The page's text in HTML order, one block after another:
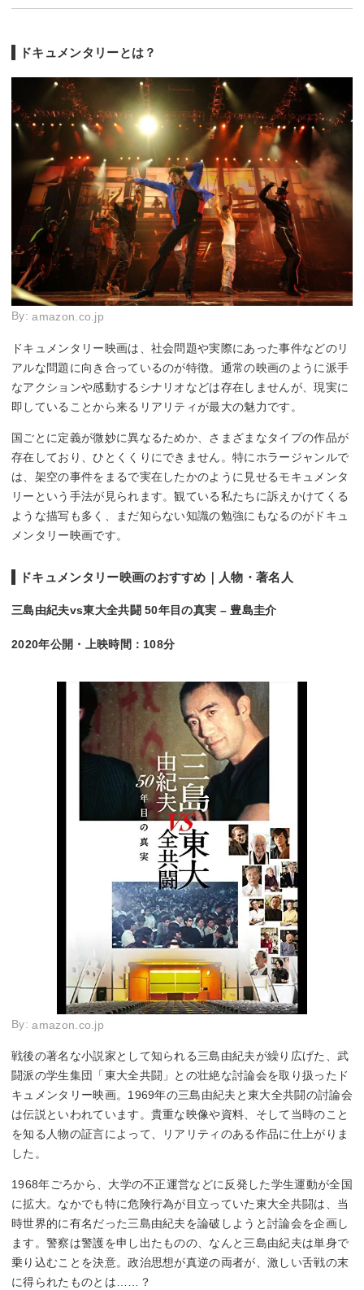
ドキュメンタリーとは？
By:amazon.co.jp
ドキュメンタリー映画は、社会問題や実際にあった事件などのリ
アルな問題に向き合っているのが特徴。通常の映画のように派手
なアクションや感動するシナリオなどは存在しませんが、現実に
即していることから来るリアリティが最大の魅力です。
国ごとに定義が微妙に異なるためか、さまざまなタイプの作品が
存在しており、ひとくくりにできません。特にホラージャンルで
は、架空の事件をまるで実在したかのように見せるモキュメンタ
リーという手法が見られます。観ている私たちに訴えかけてくる
ような描写も多く、まだ知らない知識の勉強にもなるのがドキュ
メンタリー映画です。
ドキュメンタリー映画のおすすめ｜人物・著名人
三島由紀夫vs東大全共闘 50年目の真実 – 豊島圭介
2020年公開・上映時間：108分
By:amazon.co.jp
戦後の著名な小説家として知られる三島由紀夫が繰り広げた、武
闘派の学生集団「東大全共闘」との壮絶な討論会を取り扱ったド
キュメンタリー映画。1969年の三島由紀夫と東大全共闘の討論会
は伝説といわれています。貴重な映像や資料、そして当時のこと
を知る人物の証言によって、リアリティのある作品に仕上がりま
した。
1968年ごろから、大学の不正運営などに反発した学生運動が全国
に拡大。なかでも特に危険行為が目立っていた東大全共闘は、当
時世界的に有名だった三島由紀夫を論破しようと討論会を企画し
ます。警察は警護を申し出たものの、なんと三島由紀夫は単身で
乗り込むことを決意。政治思想が真逆の両者が、激しい舌戦の末
に得られたものとは……？